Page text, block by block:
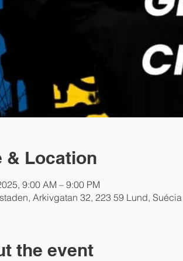
& Location
9:00 AM – 9:00 PM
Arkivgatan 32, 223 59 Lund, Suécia
the event